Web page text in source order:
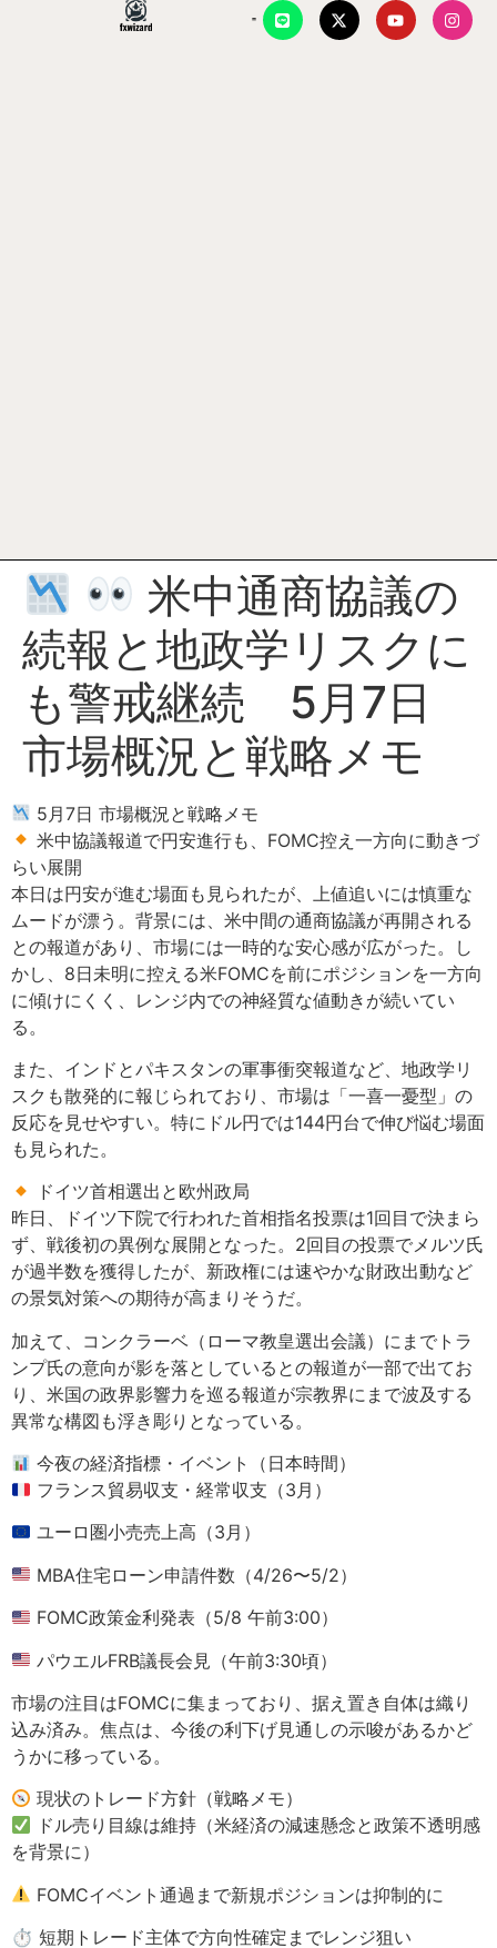
米中通商協議の
続報と地政学リスクに
も警戒継続 5月7日
市場概況と戦略メモ
5月7日 市場概況と戦略メモ
米中協議報道で円安進行も、FOMC控え一方向に動きづ
らい展開
本日は円安が進む場面も見られたが、上値追いには慎重な
ムードが漂う。背景には、米中間の通商協議が再開される
との報道があり、市場には一時的な安心感が広がった。し
かし、8日未明に控える米FOMCを前にポジションを一方向
に傾けにくく、レンジ内での神経質な値動きが続いてい
る。
また、インドとパキスタンの軍事衝突報道など、地政学リ
スクも散発的に報じられており、市場は「一喜一憂型」の
反応を見せやすい。特にドル円では144円台で伸び悩む場面
も見られた。
ドイツ首相選出と欧州政局
昨日、ドイツ下院で行われた首相指名投票は1回目で決まら
ず、戦後初の異例な展開となった。2回目の投票でメルツ氏
が過半数を獲得したが、新政権には速やかな財政出動など
の景気対策への期待が高まりそうだ。
加えて、コンクラーベ（ローマ教皇選出会議）にまでトラ
ンプ氏の意向が影を落としているとの報道が一部で出てお
り、米国の政界影響力を巡る報道が宗教界にまで波及する
異常な構図も浮き彫りとなっている。
今夜の経済指標・イベント（日本時間）
フランス貿易収支・経常収支（3月）
ユーロ圏小売売上高（3月）
MBA住宅ローン申請件数（4/26〜5/2）
FOMC政策金利発表（5/8 午前3:00）
パウエルFRB議長会見（午前3:30頃）
市場の注目はFOMCに集まっており、据え置き自体は織り
込み済み。焦点は、今後の利下げ見通しの示唆があるかど
うかに移っている。
現状のトレード方針（戦略メモ）
ドル売り目線は維持（米経済の減速懸念と政策不透明感
を背景に）
FOMCイベント通過まで新規ポジションは抑制的に
⏱ 短期トレード主体で方向性確定までレンジ狙い